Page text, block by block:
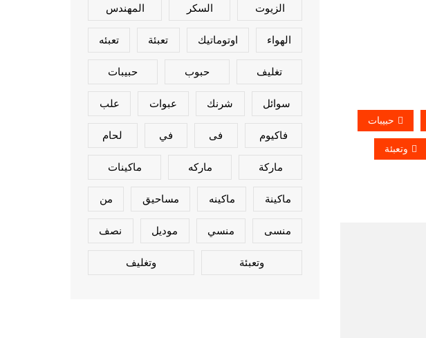
حبيبات
وتعبئة
الزيوت السكر المهندس
الهواء اوتوماتيك تعبئة تعبئه
تغليف حبوب حبيبات
سوائل شرنك عبوات علب
فاكيوم فى في لحام
ماركة ماركه ماكينات
ماكينة ماكينه مساحيق من
منسى منسي موديل نصف
وتعبئة وتغليف